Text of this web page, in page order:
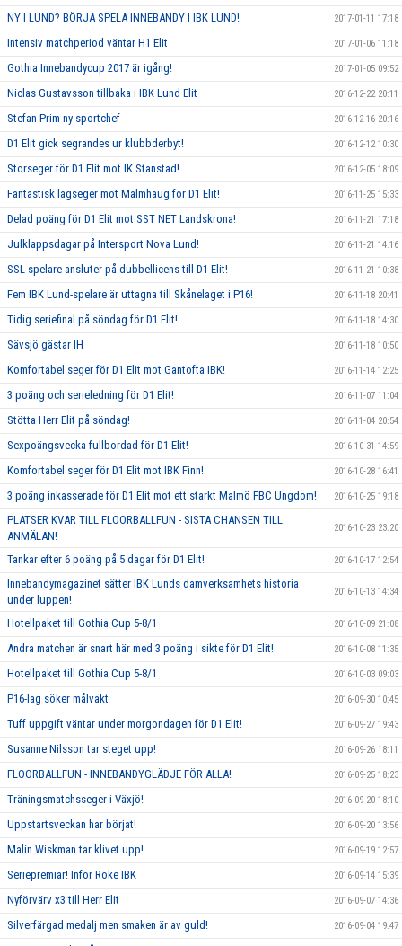
NY I LUND? BÖRJA SPELA INNEBANDY I IBK LUND! 2017-01-11 17:18
Intensiv matchperiod väntar H1 Elit 2017-01-06 11:18
Gothia Innebandycup 2017 är igång! 2017-01-05 09:52
Niclas Gustavsson tillbaka i IBK Lund Elit 2016-12-22 20:11
Stefan Prim ny sportchef 2016-12-16 20:16
D1 Elit gick segrandes ur klubbderbyt! 2016-12-12 10:30
Storseger för D1 Elit mot IK Stanstad! 2016-12-05 18:09
Fantastisk lagseger mot Malmhaug för D1 Elit! 2016-11-25 15:33
Delad poäng för D1 Elit mot SST NET Landskrona! 2016-11-21 17:18
Julklappsdagar på Intersport Nova Lund! 2016-11-21 14:16
SSL-spelare ansluter på dubbellicens till D1 Elit! 2016-11-21 10:38
Fem IBK Lund-spelare är uttagna till Skånelaget i P16! 2016-11-18 20:41
Tidig seriefinal på söndag för D1 Elit! 2016-11-18 14:30
Sävsjö gästar IH 2016-11-18 10:50
Komfortabel seger för D1 Elit mot Gantofta IBK! 2016-11-14 12:25
3 poäng och serieledning för D1 Elit! 2016-11-07 11:04
Stötta Herr Elit på söndag! 2016-11-04 20:54
Sexpoängsvecka fullbordad för D1 Elit! 2016-10-31 14:59
Komfortabel seger för D1 Elit mot IBK Finn! 2016-10-28 16:41
3 poäng inkasserade för D1 Elit mot ett starkt Malmö FBC Ungdom! 2016-10-25 19:18
PLATSER KVAR TILL FLOORBALLFUN - SISTA CHANSEN TILL
ANMÄLAN!
2016-10-23 23:20
Tankar efter 6 poäng på 5 dagar för D1 Elit! 2016-10-17 12:54
Innebandymagazinet sätter IBK Lunds damverksamhets historia
under luppen!
2016-10-13 14:34
Hotellpaket till Gothia Cup 5-8/1 2016-10-09 21:08
Andra matchen är snart här med 3 poäng i sikte för D1 Elit! 2016-10-08 11:35
Hotellpaket till Gothia Cup 5-8/1 2016-10-03 09:03
P16-lag söker målvakt 2016-09-30 10:45
Tuff uppgift väntar under morgondagen för D1 Elit! 2016-09-27 19:43
Susanne Nilsson tar steget upp! 2016-09-26 18:11
FLOORBALLFUN - INNEBANDYGLÄDJE FÖR ALLA! 2016-09-25 18:23
Träningsmatchsseger i Växjö! 2016-09-20 18:10
Uppstartsveckan har börjat! 2016-09-20 13:56
Malin Wiskman tar klivet upp! 2016-09-19 12:57
Seriepremiär! Inför Röke IBK 2016-09-14 15:39
Nyförvärv x3 till Herr Elit 2016-09-07 14:36
Silverfärgad medalj men smaken är av guld! 2016-09-04 19:47